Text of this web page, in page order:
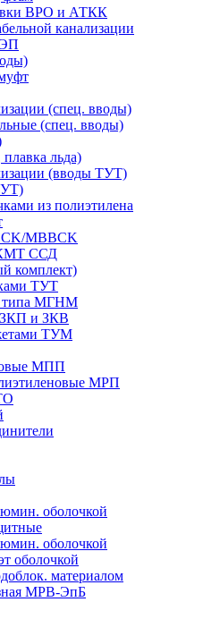
ВРО и АТКК
канализации
(спец. вводы)
(спец. вводы)
льда)
(вводы ТУТ)
из полиэтилена
MBBCK
КМТ ССД
комплект)
ТУТ
типа МГНМ
и ЗКВ
ТУМ
МПП
МРП
оболочкой
оболочкой
оболочкой
материалом
МРВ-ЭпБ